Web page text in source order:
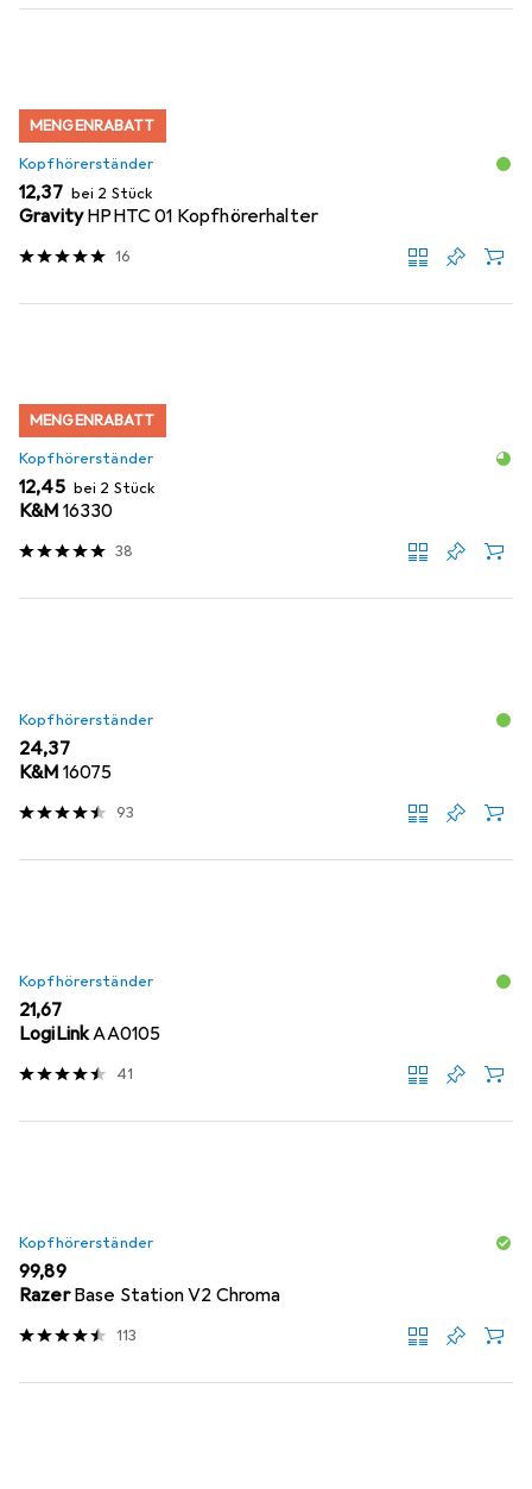
MENGENRABATT
Kopfhörerständer
EUR
12,37 bei 2 Stück
GravityHPHTC 01 Kopfhörerhalter
16
MENGENRABATT
Kopfhörerständer
EUR
12,45 bei 2 Stück
K&M 16330
38
Kopfhörerständer
EUR
24,37
K&M 16075
93
Kopfhörerständer
EUR
21,67
LogiLinkAA0105
41
Kopfhörerständer
EUR
99,89
Razer Base Station V2 Chroma
113